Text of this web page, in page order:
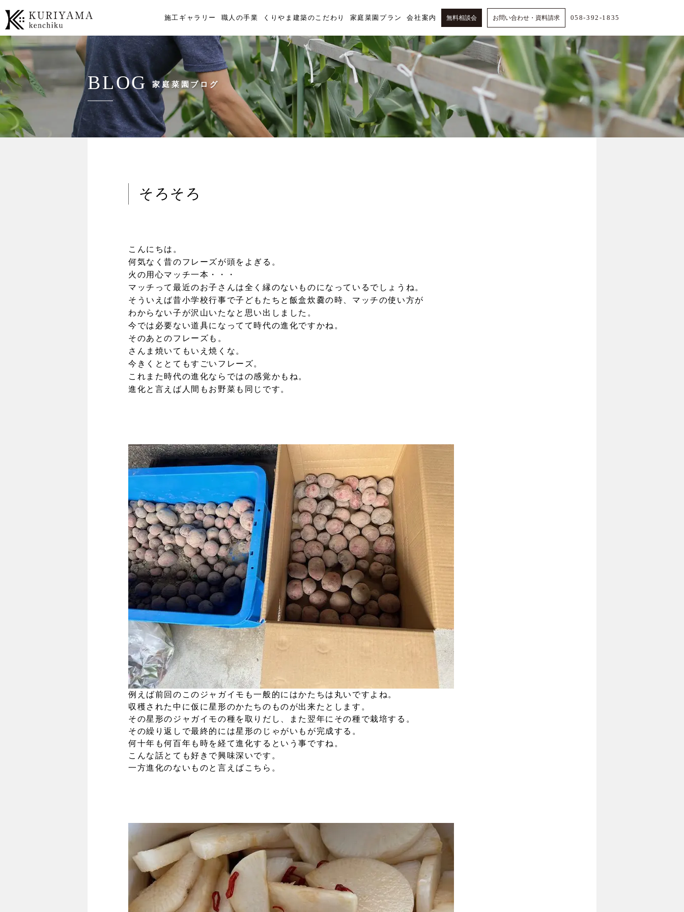
施工ギャラリー 職人の手業 くりやま建築のこだわり 家庭菜園プラン 会社案内 無料相談会 お問い合わせ・資料請求 058-392-1835
BLOG 家庭菜園ブログ
そろそろ
こんにちは。
何気なく昔のフレーズが頭をよぎる。
火の用心マッチ一本・・・
マッチって最近のお子さんは全く縁のないものになっているでしょうね。
そういえば昔小学校行事で子どもたちと飯盒炊爨の時、マッチの使い方が
わからない子が沢山いたなと思い出しました。
今では必要ない道具になってて時代の進化ですかね。
そのあとのフレーズも。
さんま焼いてもいえ焼くな。
今きくととてもすごいフレーズ。
これまた時代の進化ならではの感覚かもね。
進化と言えば人間もお野菜も同じです。
例えば前回のこのジャガイモも一般的にはかたちは丸いですよね。
収穫された中に仮に星形のかたちのものが出来たとします。
その星形のジャガイモの種を取りだし、また翌年にその種で栽培する。
その繰り返しで最終的には星形のじゃがいもが完成する。
何十年も何百年も時を経て進化するという事ですね。
こんな話とても好きで興味深いです。
一方進化のないものと言えばこちら。